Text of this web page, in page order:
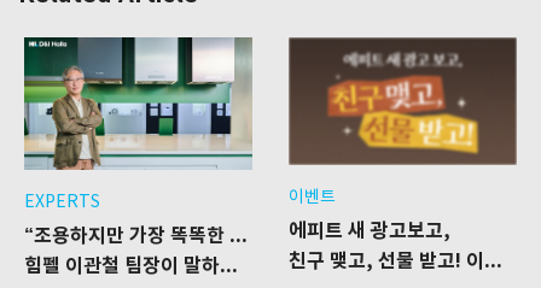
EXPERTS
“조용하지만 가장 똑똑한 주방의 시작”
힘펠 이관철 팀장이 말하는 ‘AI 저소음 렌지후드’의 혁신
이벤트
에피트 새 광고보고,
친구 맺고, 선물 받고! 이벤트